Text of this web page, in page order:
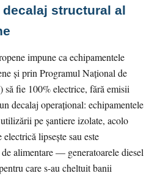
structural al
impune ca echipamentele
și prin Programul Național de
fie 100% electrice, fără emisii
decalaj operațional: echipamentele
pe șantiere izolate, acolo
lipsește sau este
alimentare — generatoarele diesel
care s-au cheltuit banii